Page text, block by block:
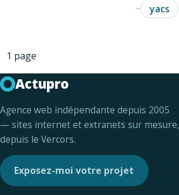
yacs
1 page
Actupro
Agence web indépendante depuis 2005
— sites internet et extranets sur mesure,
depuis le Vercors.
Exposez-moi votre projet